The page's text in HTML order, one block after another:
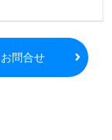
お問合せ